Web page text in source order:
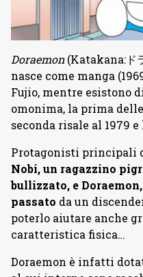
Doraemon(Katakana:ド
nasce come manga
Fujio, mentre esistono
omonima, la prima
seconda risale al 1979
Protagonisti principali
Nobi, un ragazzino
bullizzato, e
passato da un
poterlo aiutare anche
caratteristica fisica…
Doraemon è infatti